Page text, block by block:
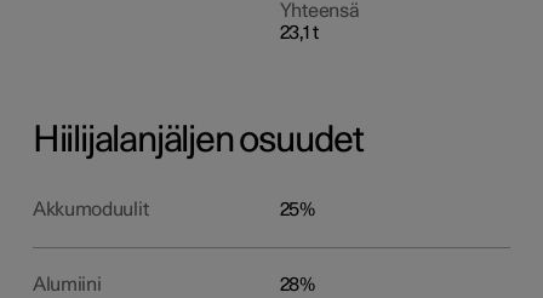
Yhteensä
23,1 t
Hiilijalanjäljen osuudet
Akkumoduulit 25%
Alumiini 28%